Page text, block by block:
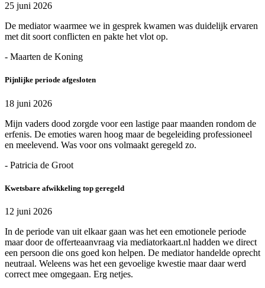
25 juni 2026
De mediator waarmee we in gesprek kwamen was duidelijk ervaren
met dit soort conflicten en pakte het vlot op.
- Maarten de Koning
Pijnlijke periode afgesloten
18 juni 2026
Mijn vaders dood zorgde voor een lastige paar maanden rondom de
erfenis. De emoties waren hoog maar de begeleiding professioneel
en meelevend. Was voor ons volmaakt geregeld zo.
- Patricia de Groot
Kwetsbare afwikkeling top geregeld
12 juni 2026
In de periode van uit elkaar gaan was het een emotionele periode
maar door de offerteaanvraag via mediatorkaart.nl hadden we direct
een persoon die ons goed kon helpen. De mediator handelde oprecht
neutraal. Weleens was het een gevoelige kwestie maar daar werd
correct mee omgegaan. Erg netjes.